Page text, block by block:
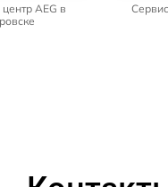
AEG в